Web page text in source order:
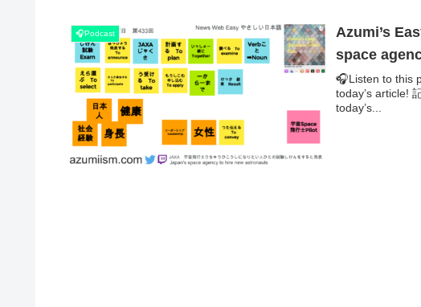
🎧Podcast
Azumi’s
space
🎧Listen to this
today’s article!
today’s...